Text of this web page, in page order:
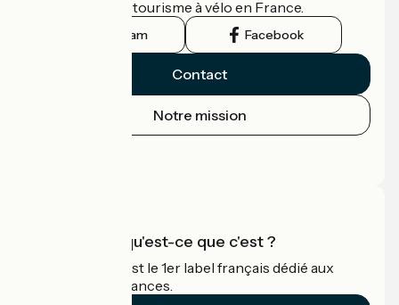
guide officiel du tourisme à vélo en France.
Instagram Facebook
Contact
Notre mission
Accueil Vélo qu'est-ce que c'est ?
Accueil Vélo c'est le 1er label français dédié aux
cyclistes en vacances.